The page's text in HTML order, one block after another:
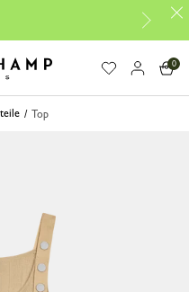
Kostenlose
0
Top